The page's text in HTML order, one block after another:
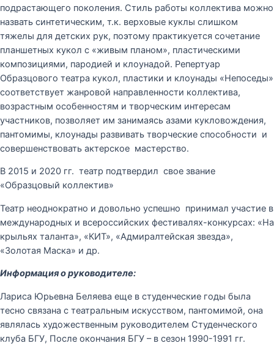
подрастающего поколения. Стиль работы коллектива можно
назвать синтетическим, т.к. верховые куклы слишком
тяжелы для детских рук, поэтому практикуется сочетание
планшетных кукол с «живым планом», пластическими
композициями, пародией и клоунадой. Репертуар
Образцового театра кукол, пластики и клоунады «Непоседы»
соответствует жанровой направленности коллектива,
возрастным особенностям и творческим интересам
участников, позволяет им занимаясь азами кукловождения,
пантомимы, клоунады развивать творческие способности и
совершенствовать актерское мастерство.
В 2015 и 2020 гг. театр подтвердил свое звание
«Образцовый коллектив»
Театр неоднократно и довольно успешно принимал участие в
международных и всероссийских фестивалях-конкурсах: «На
крыльях таланта», «КИТ», «Адмиралтейская звезда»,
«Золотая Маска» и др.
Информация о руководителе:
Лариса Юрьевна Беляева еще в студенческие годы была
тесно связана с театральным искусством, пантомимой, она
являлась художественным руководителем Студенческого
клуба БГУ, После окончания БГУ – в сезон 1990-1991 гг.